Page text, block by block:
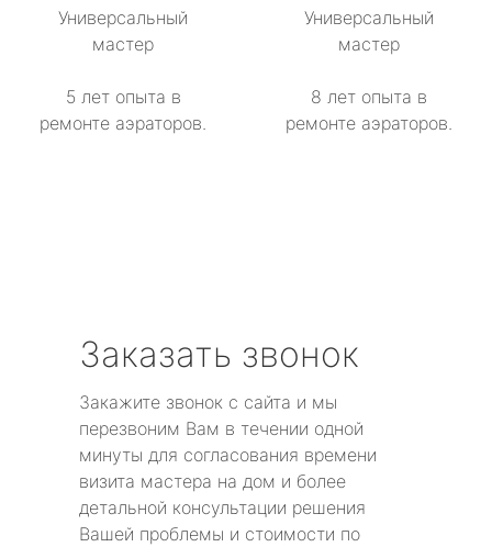
Универсальный
мастер
5 лет опыта в
ремонте аэраторов.
Универсальный
мастер
8 лет опыта в
ремонте аэраторов.
Заказать звонок
Закажите звонок с сайта и мы
перезвоним Вам в течении одной
минуты для согласования времени
визита мастера на дом и более
детальной консультации решения
Вашей проблемы и стоимости по